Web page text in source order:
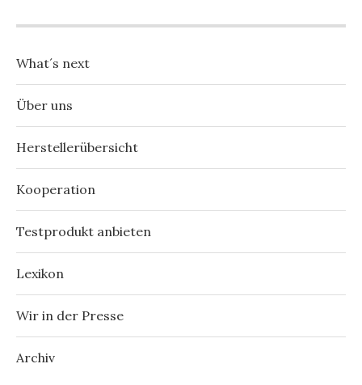
What´s next
Über uns
Herstellerübersicht
Kooperation
Testprodukt anbieten
Lexikon
Wir in der Presse
Archiv